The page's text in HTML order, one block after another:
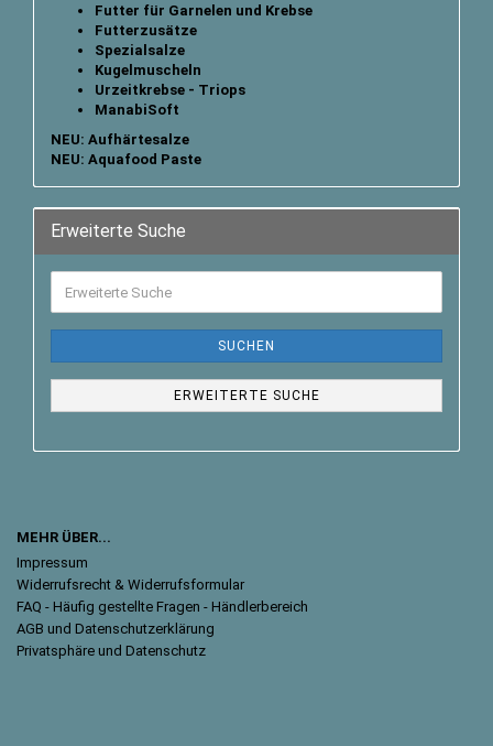
Futter für Garnelen und Krebse
Futterzusätze
Spezialsalze
Kugelmuscheln
Urzeitkrebse - Triops
ManabiSoft
NEU: Aufhärtesalze
NEU: Aquafood Paste
Erweiterte Suche
SUCHEN
ERWEITERTE SUCHE
MEHR ÜBER...
Impressum
Widerrufsrecht & Widerrufsformular
FAQ - Häufig gestellte Fragen - Händlerbereich
AGB und Datenschutzerklärung
Privatsphäre und Datenschutz